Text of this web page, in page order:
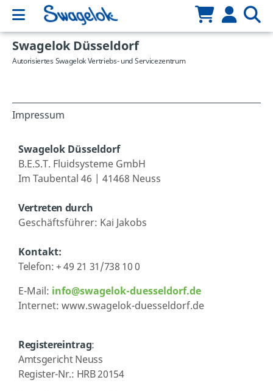
Swagelok Düsseldorf
Autorisiertes Swagelok Vertriebs- und Servicezentrum
Impressum
Swagelok Düsseldorf
B.E.S.T. Fluidsysteme GmbH
Im Taubental 46 | 41468 Neuss
Vertreten durch
Geschäftsführer: Kai Jakobs
Kontakt:
Telefon: + 49 21 31/738 10 0
E-Mail: info@swagelok-duesseldorf.de
Internet: www.swagelok-duesseldorf.de
Registereintrag:
Amtsgericht Neuss
Register-Nr.: HRB 20154